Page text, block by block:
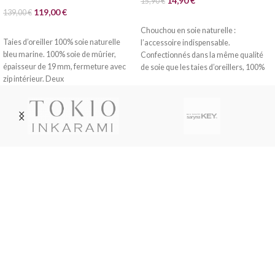
révolutionnaire.
139,00€ 119,00€
Taies d’oreiller 100% soie naturelle
bleu marine. 100% soie de mûrier,
épaisseur de 19 mm, fermeture avec
zip intérieur. Deux
Chouchou en soie naturelle :
l’accessoire indispensable.
Confectionnés dans la même qualité
de soie que les taies d’oreillers, 100%